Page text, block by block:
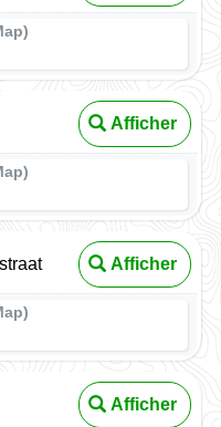
Afficher
Afficher
Afficher